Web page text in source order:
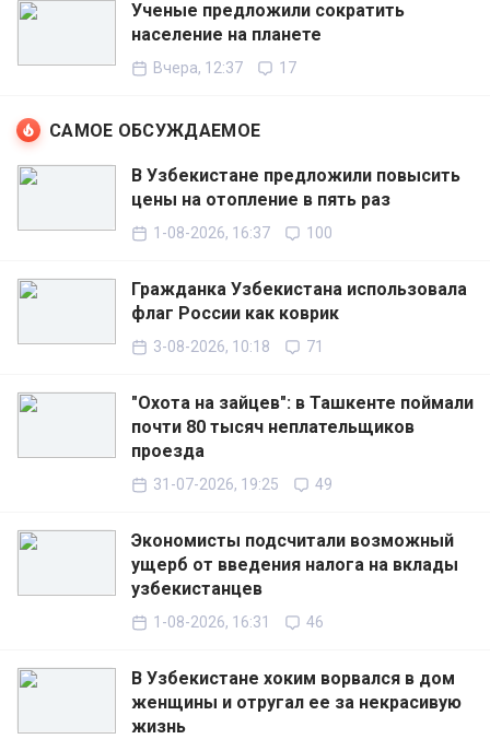
Ученые предложили сократить
население на планете
Вчера, 12:37 17
САМОЕ ОБСУЖДАЕМОЕ
В Узбекистане предложили повысить
цены на отопление в пять раз
1-08-2026, 16:37 100
Гражданка Узбекистана использовала
флаг России как коврик
3-08-2026, 10:18 71
"Охота на зайцев": в Ташкенте поймали
почти 80 тысяч неплательщиков
проезда
31-07-2026, 19:25 49
Экономисты подсчитали возможный
ущерб от введения налога на вклады
узбекистанцев
1-08-2026, 16:31 46
В Узбекистане хоким ворвался в дом
женщины и отругал ее за некрасивую
жизнь